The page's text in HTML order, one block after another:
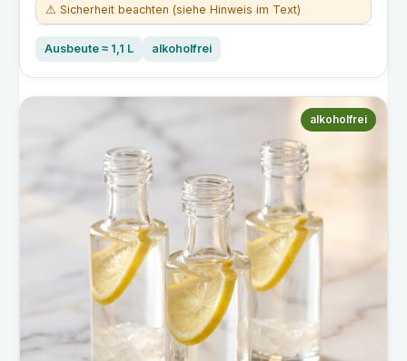
⚠ Sicherheit beachten (siehe Hinweis im Text)
Ausbeute ≈ 1,1 L alkoholfrei
alkoholfrei